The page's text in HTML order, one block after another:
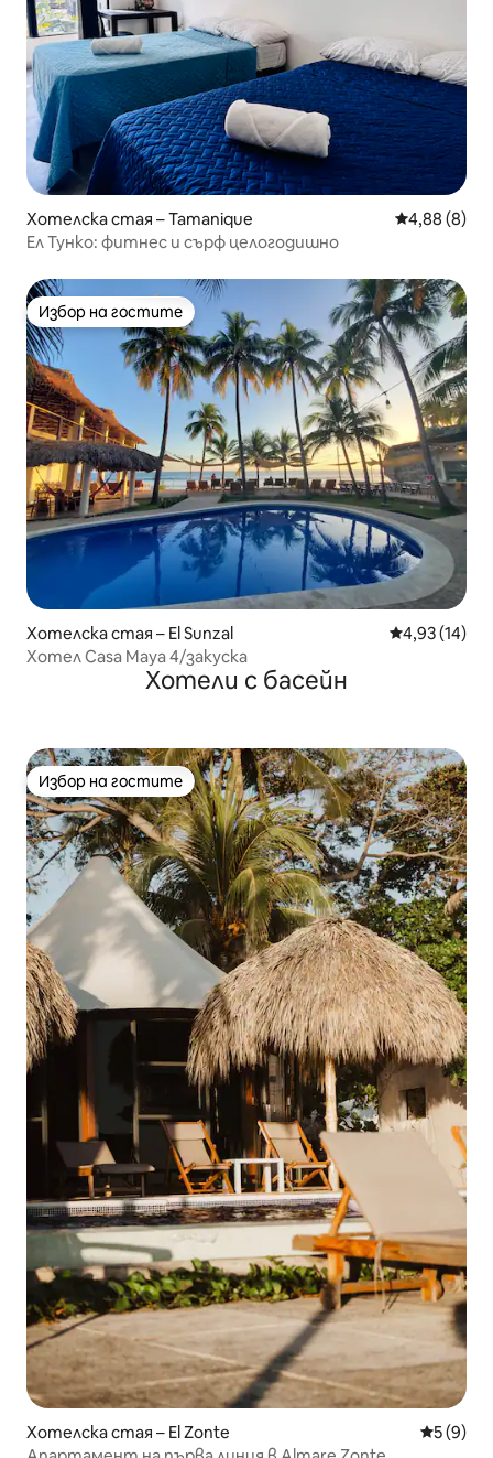
Хотелска стая – Tamanique Средна
4,88 (8)
Ел Тунко: фитнес и сърф целогодишно
Избор на гостите
Избор на гостите
Хотелска стая – El Sunzal Средна
4,93 (14)
Хотел Casa Maya 4/закуска
Хотели с басейн
Избор на гостите
Избор на гостите
Хотелска стая – El Zonte Средна
5 (9)